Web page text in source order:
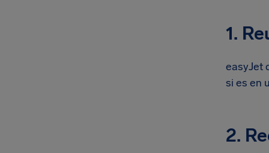
1.
easyJet
si es en
2.